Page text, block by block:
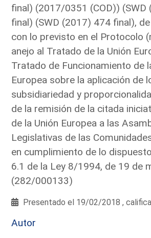
final) (2017/0351 (COD)) (SWD
final) (SWD (2017) 474 final),
con lo previsto en el Protocolo
anejo al Tratado de la Unión
Tratado de Funcionamiento de
Europea sobre la aplicación de
subsidiariedad y
de la remisión de la citada
de la Unión Europea a las
Legislativas de las
en cumplimiento de lo
6.1 de la Ley 8/1994, de 19 de
(282/000133)
Presentado el 19/02/2018 ,
Autor